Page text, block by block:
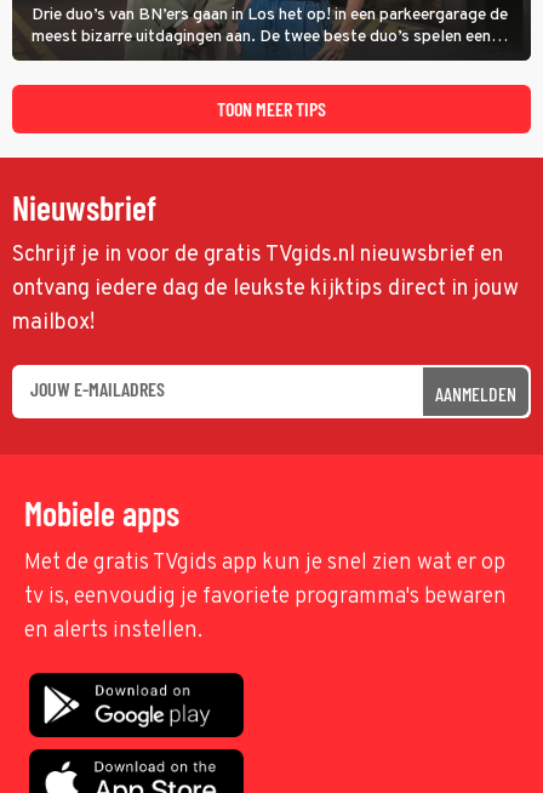
Drie duo’s van BN’ers gaan in Los het op! in een parkeergarage de
meest bizarre uitdagingen aan. De twee beste duo’s spelen een
onderlinge finale. Met in deze aflevering onder anderen cabaretiers
Nabil Aoulad Ayad en Annick Boer.
TOON MEER TIPS
Nieuwsbrief
Schrijf je in voor de gratis TVgids.nl nieuwsbrief en
ontvang iedere dag de leukste kijktips direct in jouw
mailbox!
AANMELDEN
Mobiele apps
Met de gratis TVgids app kun je snel zien wat er op
tv is, eenvoudig je favoriete programma's bewaren
en alerts instellen.